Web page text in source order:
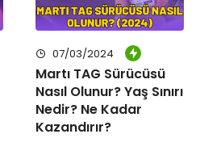
07/03/2024
Martı TAG Sürücüsü
Nasıl Olunur? Yaş Sınırı
Nedir? Ne Kadar
Kazandırır?